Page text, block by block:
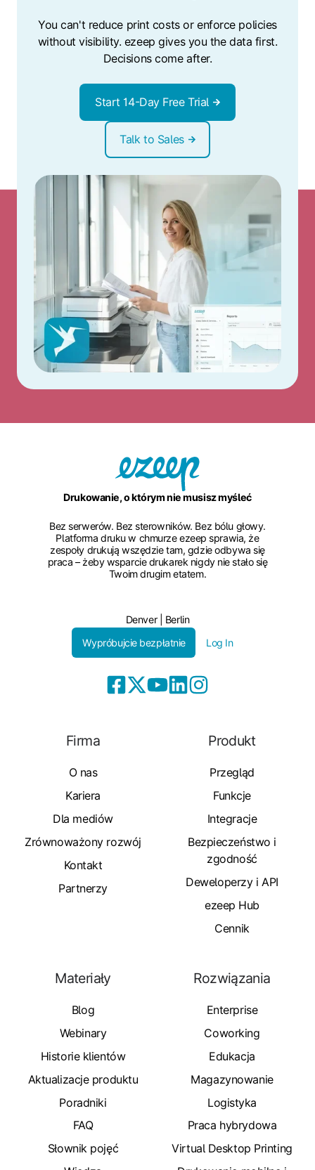
You can't reduce print costs or enforce policies
without visibility. ezeep gives you the data first.
Decisions come after.
Start 14-Day Free Trial
Talk to Sales
Drukowanie, o którym nie musisz myśleć
Bez serwerów. Bez sterowników. Bez bólu głowy.
Platforma druku w chmurze ezeep sprawia, że
zespoły drukują wszędzie tam, gdzie odbywa się
praca – żeby wsparcie drukarek nigdy nie stało się
Twoim drugim etatem.
Denver | Berlin
Wypróbujcie bezpłatnie
Log In
Firma
O nas
Kariera
Dla mediów
Zrównoważony rozwój
Kontakt
Partnerzy
Produkt
Przegląd
Funkcje
Integracje
Bezpieczeństwo i
zgodność
Deweloperzy i API
ezeep Hub
Cennik
Materiały
Blog
Webinary
Historie klientów
Aktualizacje produktu
Poradniki
FAQ
Słownik pojęć
Rozwiązania
Enterprise
Coworking
Edukacja
Magazynowanie
Logistyka
Praca hybrydowa
Virtual Desktop Printing